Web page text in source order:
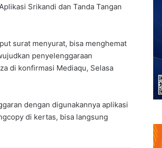
Srikandi dan Tanda Tangan
surat menyurat, bisa menghemat
penyelenggaraan
di konfirmasi Mediaqu, Selasa
dengan digunakannya aplikasi
di kertas, bisa langsung